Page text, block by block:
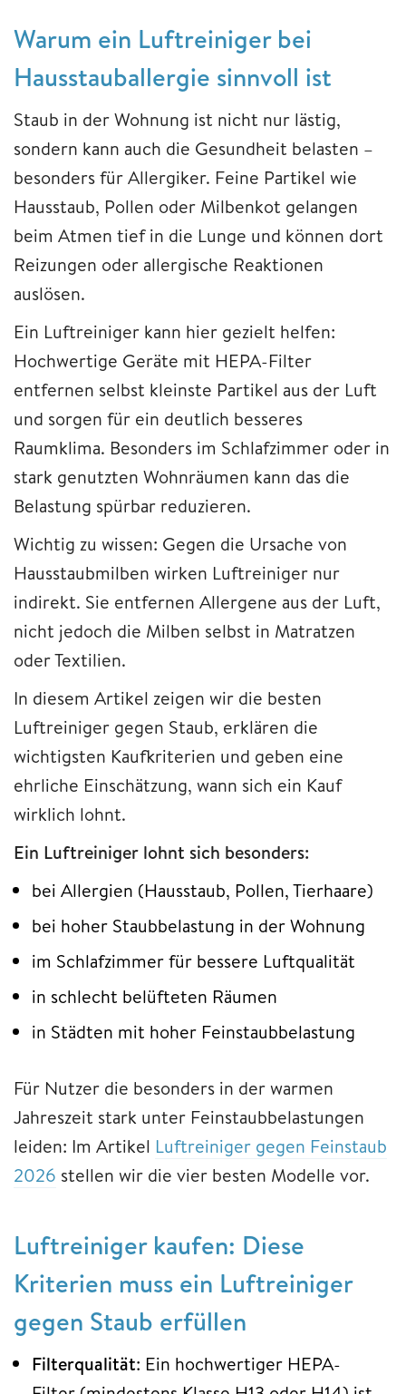
Warum ein Luftreiniger bei
Hausstauballergie sinnvoll ist
Staub in der Wohnung ist nicht nur lästig,
sondern kann auch die Gesundheit belasten –
besonders für Allergiker. Feine Partikel wie
Hausstaub, Pollen oder Milbenkot gelangen
beim Atmen tief in die Lunge und können dort
Reizungen oder allergische Reaktionen
auslösen.
Ein Luftreiniger kann hier gezielt helfen:
Hochwertige Geräte mit HEPA-Filter
entfernen selbst kleinste Partikel aus der Luft
und sorgen für ein deutlich besseres
Raumklima. Besonders im Schlafzimmer oder in
stark genutzten Wohnräumen kann das die
Belastung spürbar reduzieren.
Wichtig zu wissen: Gegen die Ursache von
Hausstaubmilben wirken Luftreiniger nur
indirekt. Sie entfernen Allergene aus der Luft,
nicht jedoch die Milben selbst in Matratzen
oder Textilien.
In diesem Artikel zeigen wir die besten
Luftreiniger gegen Staub, erklären die
wichtigsten Kaufkriterien und geben eine
ehrliche Einschätzung, wann sich ein Kauf
wirklich lohnt.
Ein Luftreiniger lohnt sich besonders:
bei Allergien (Hausstaub, Pollen, Tierhaare)
bei hoher Staubbelastung in der Wohnung
im Schlafzimmer für bessere Luftqualität
in schlecht belüfteten Räumen
in Städten mit hoher Feinstaubbelastung
Für Nutzer die besonders in der warmen
Jahreszeit stark unter Feinstaubbelastungen
leiden: Im Artikel Luftreiniger gegen Feinstaub
2026 stellen wir die vier besten Modelle vor.
Luftreiniger kaufen: Diese
Kriterien muss ein Luftreiniger
gegen Staub erfüllen
Filterqualität: Ein hochwertiger HEPA-